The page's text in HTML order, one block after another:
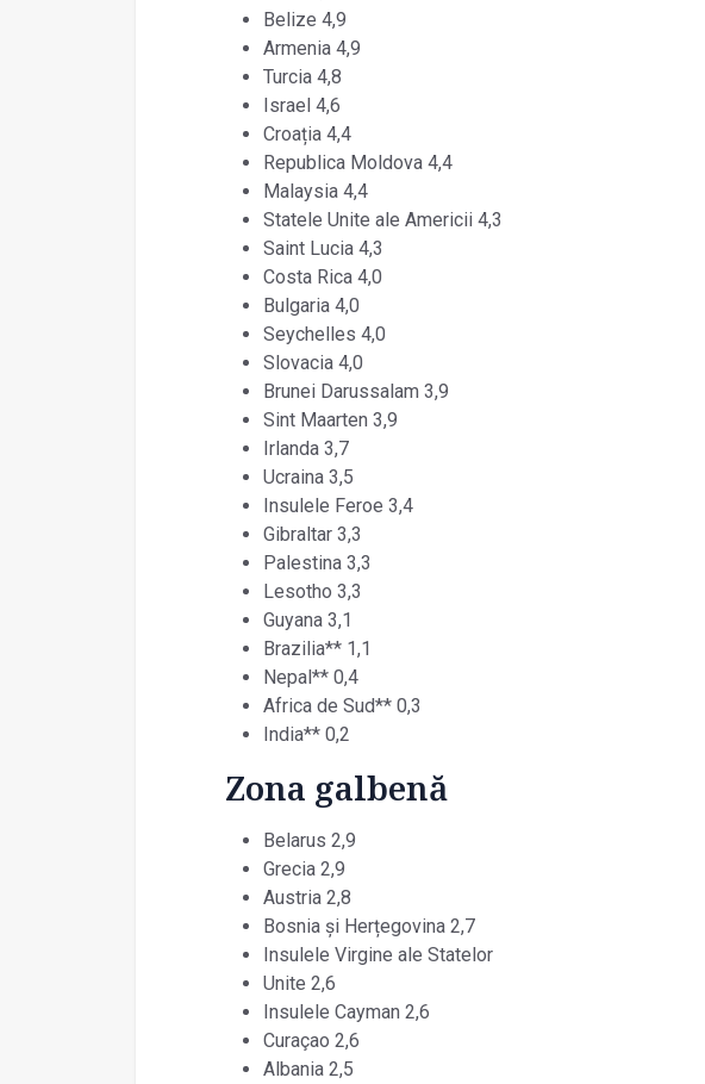
Belize 4,9
Armenia 4,9
Turcia 4,8
Israel 4,6
Croația 4,4
Republica Moldova 4,4
Malaysia 4,4
Statele Unite ale Americii 4,3
Saint Lucia 4,3
Costa Rica 4,0
Bulgaria 4,0
Seychelles 4,0
Slovacia 4,0
Brunei Darussalam 3,9
Sint Maarten 3,9
Irlanda 3,7
Ucraina 3,5
Insulele Feroe 3,4
Gibraltar 3,3
Palestina 3,3
Lesotho 3,3
Guyana 3,1
Brazilia** 1,1
Nepal** 0,4
Africa de Sud** 0,3
India** 0,2
Zona galbenă
Belarus 2,9
Grecia 2,9
Austria 2,8
Bosnia și Herțegovina 2,7
Insulele Virgine ale Statelor
Unite 2,6
Insulele Cayman 2,6
Curaçao 2,6
Albania 2,5